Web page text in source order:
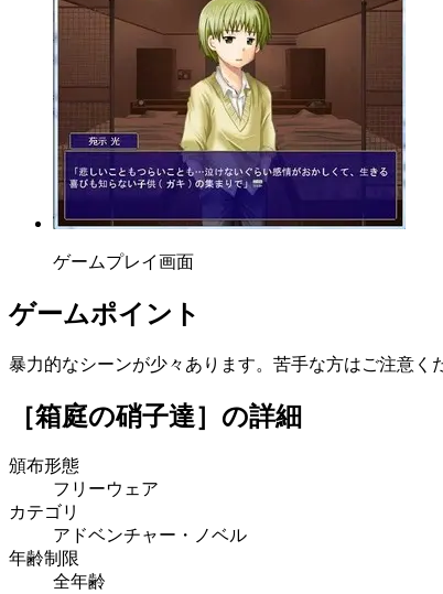
ゲームプレイ画面
ゲームポイント
暴力的なシーンが少々あります。苦手な方はご注意く
［箱庭の硝子達］ の詳細
頒布形態
フリーウェア
カテゴリ
アドベンチャー・ノベル
年齢制限
全年齢